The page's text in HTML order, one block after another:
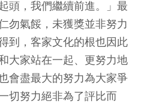
頭，我們繼續前進。」最
勿氣餒，未獲獎並非努力
到，客家文化的根也因此
大家站在一起、更努力地
會盡最大的努力為大家爭
切努力絕非為了評比而